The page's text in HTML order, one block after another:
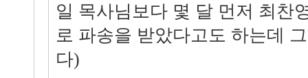
일 목사님보다 몇 달 먼저 최찬
로 파송을 받았다고도 하는데
다)